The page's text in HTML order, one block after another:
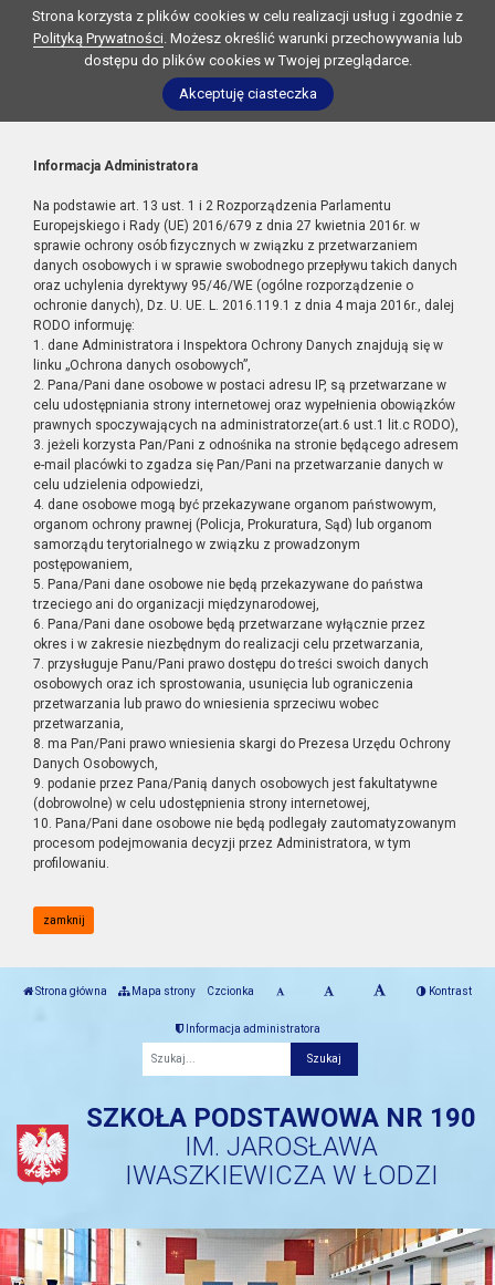
Strona korzysta z plików cookies w celu realizacji usług i zgodnie z
Polityką Prywatności. Możesz określić warunki przechowywania lub
dostępu do plików cookies w Twojej przeglądarce.
Akceptuję ciasteczka
Informacja Administratora
Na podstawie art. 13 ust. 1 i 2 Rozporządzenia Parlamentu
Europejskiego i Rady (UE) 2016/679 z dnia 27 kwietnia 2016r. w
sprawie ochrony osób fizycznych w związku z przetwarzaniem
danych osobowych i w sprawie swobodnego przepływu takich danych
oraz uchylenia dyrektywy 95/46/WE (ogólne rozporządzenie o
ochronie danych), Dz. U. UE. L. 2016.119.1 z dnia 4 maja 2016r., dalej
RODO informuję:
1. dane Administratora i Inspektora Ochrony Danych znajdują się w
linku „Ochrona danych osobowych”,
2. Pana/Pani dane osobowe w postaci adresu IP, są przetwarzane w
celu udostępniania strony internetowej oraz wypełnienia obowiązków
prawnych spoczywających na administratorze(art.6 ust.1 lit.c RODO),
3. jeżeli korzysta Pan/Pani z odnośnika na stronie będącego adresem
e-mail placówki to zgadza się Pan/Pani na przetwarzanie danych w
celu udzielenia odpowiedzi,
4. dane osobowe mogą być przekazywane organom państwowym,
organom ochrony prawnej (Policja, Prokuratura, Sąd) lub organom
samorządu terytorialnego w związku z prowadzonym
postępowaniem,
5. Pana/Pani dane osobowe nie będą przekazywane do państwa
trzeciego ani do organizacji międzynarodowej,
6. Pana/Pani dane osobowe będą przetwarzane wyłącznie przez
okres i w zakresie niezbędnym do realizacji celu przetwarzania,
7. przysługuje Panu/Pani prawo dostępu do treści swoich danych
osobowych oraz ich sprostowania, usunięcia lub ograniczenia
przetwarzania lub prawo do wniesienia sprzeciwu wobec
przetwarzania,
8. ma Pan/Pani prawo wniesienia skargi do Prezesa Urzędu Ochrony
Danych Osobowych,
9. podanie przez Pana/Panią danych osobowych jest fakultatywne
(dobrowolne) w celu udostępnienia strony internetowej,
10. Pana/Pani dane osobowe nie będą podlegały zautomatyzowanym
procesom podejmowania decyzji przez Administratora, w tym
profilowaniu.
zamknij
Strona główna Mapa strony Czcionka Kontrast
Informacja administratora
SZKOŁA PODSTAWOWA NR 190
IM. JAROSŁAWA
IWASZKIEWICZA W ŁODZI